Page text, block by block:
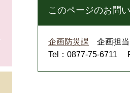
このページのお問
企画防災課
企画担当
Tel：0877-75-6711